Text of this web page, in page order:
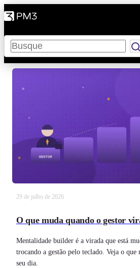
Pesquisar
29 de julho de 2026
O que muda quando o gestor
Mentalidade builder é a virada que está
trocando a gestão pelo teclado. Veja o
seu dia.